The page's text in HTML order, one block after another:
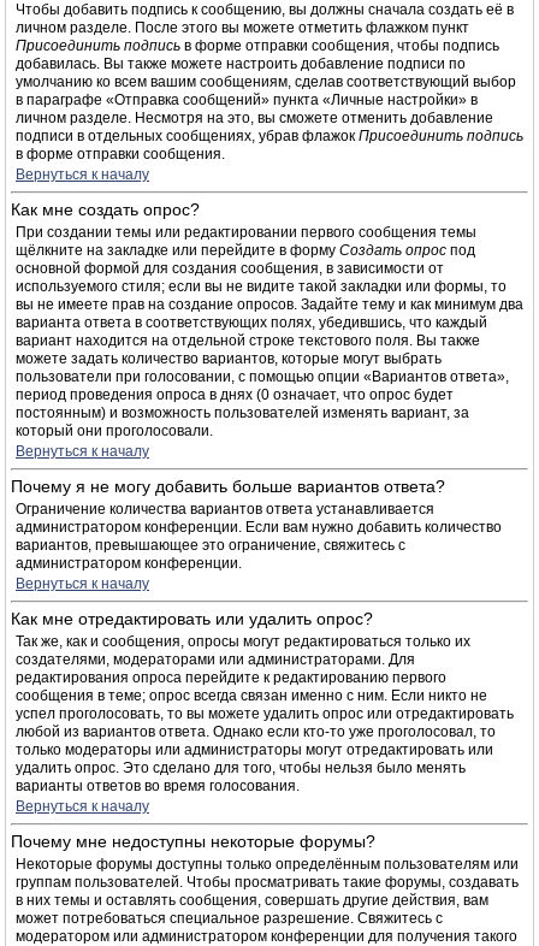
Чтобы добавить подпись к сообщению, вы должны сначала создать её в
личном разделе. После этого вы можете отметить флажком пункт
Присоединить подпись в форме отправки сообщения, чтобы подпись
добавилась. Вы также можете настроить добавление подписи по
умолчанию ко всем вашим сообщениям, сделав соответствующий выбор
в параграфе «Отправка сообщений» пункта «Личные настройки» в
личном разделе. Несмотря на это, вы сможете отменить добавление
подписи в отдельных сообщениях, убрав флажок Присоединить подпись
в форме отправки сообщения.
Вернуться к началу
Как мне создать опрос?
При создании темы или редактировании первого сообщения темы
щёлкните на закладке или перейдите в форму Создать опрос под
основной формой для создания сообщения, в зависимости от
используемого стиля; если вы не видите такой закладки или формы, то
вы не имеете прав на создание опросов. Задайте тему и как минимум два
варианта ответа в соответствующих полях, убедившись, что каждый
вариант находится на отдельной строке текстового поля. Вы также
можете задать количество вариантов, которые могут выбрать
пользователи при голосовании, с помощью опции «Вариантов ответа»,
период проведения опроса в днях (0 означает, что опрос будет
постоянным) и возможность пользователей изменять вариант, за
который они проголосовали.
Вернуться к началу
Почему я не могу добавить больше вариантов ответа?
Ограничение количества вариантов ответа устанавливается
администратором конференции. Если вам нужно добавить количество
вариантов, превышающее это ограничение, свяжитесь с
администратором конференции.
Вернуться к началу
Как мне отредактировать или удалить опрос?
Так же, как и сообщения, опросы могут редактироваться только их
создателями, модераторами или администраторами. Для
редактирования опроса перейдите к редактированию первого
сообщения в теме; опрос всегда связан именно с ним. Если никто не
успел проголосовать, то вы можете удалить опрос или отредактировать
любой из вариантов ответа. Однако если кто-то уже проголосовал, то
только модераторы или администраторы могут отредактировать или
удалить опрос. Это сделано для того, чтобы нельзя было менять
варианты ответов во время голосования.
Вернуться к началу
Почему мне недоступны некоторые форумы?
Некоторые форумы доступны только определённым пользователям или
группам пользователей. Чтобы просматривать такие форумы, создавать
в них темы и оставлять сообщения, совершать другие действия, вам
может потребоваться специальное разрешение. Свяжитесь с
модератором или администратором конференции для получения такого